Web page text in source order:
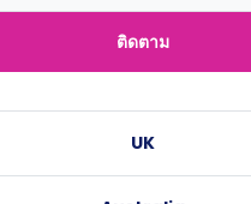
ติดตาม
UK